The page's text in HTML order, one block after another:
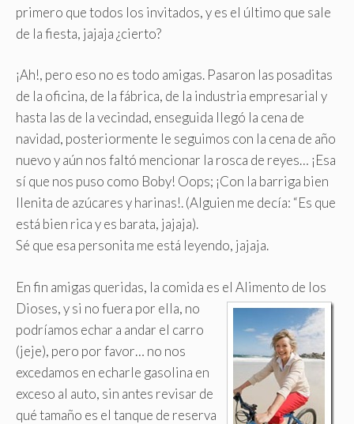
primero que todos los invitados, y es el último que sale
de la fiesta, jajaja ¿cierto?
¡Ah!, pero eso no es todo amigas. Pasaron las posaditas
de la oficina, de la fábrica, de la industria empresarial y
hasta las de la vecindad, enseguida llegó la cena de
navidad, posteriormente le seguimos con la cena de año
nuevo y aún nos faltó mencionar la rosca de reyes… ¡Esa
sí que nos puso como Boby! Oops; ¡Con la barriga bien
llenita de azúcares y harinas!. (Alguien me decía: “Es que
está bien rica y es barata, jajaja).
Sé que esa personita me está leyendo, jajaja.
En fin amigas queridas, la comida es el Alimento de los
Dioses, y si no fuera por ella, no
podríamos echar a andar el carro
(jeje), pero por favor… no nos
excedamos en echarle gasolina en
exceso al auto, sin antes revisar de
qué tamaño es el tanque de reserva